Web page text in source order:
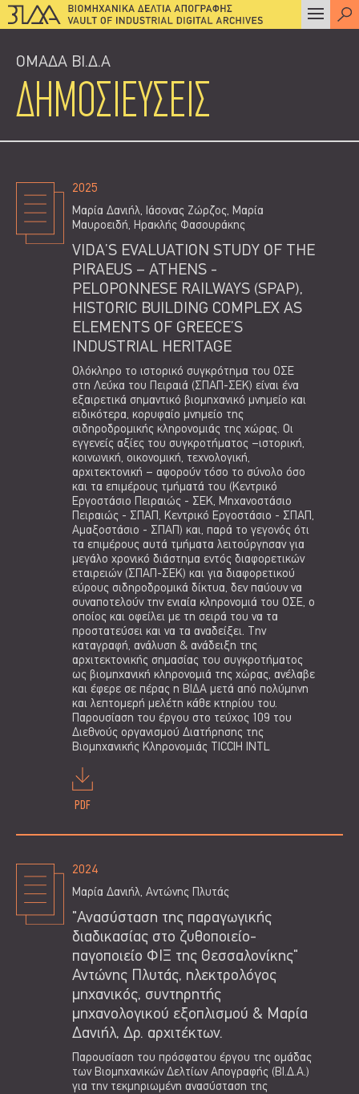
ΟΜΑΔΑ ΒΙ.Δ.Α
ΔΗΜΟΣΙΕΥΣΕΙΣ
2025
Μαρία Δανιήλ, Ιάσονας Ζώρζος, Μαρία
Μαυροειδή, Ηρακλής Φασουράκης
VIDA’S EVALUATION STUDY OF THE
PIRAEUS – ATHENS -
PELOPONNESE RAILWAYS (SPAP),
HISTORIC BUILDING COMPLEX AS
ELEMENTS OF GREECE’S
INDUSTRIAL HERITAGE
Ολόκληρο το ιστορικό συγκρότημα του ΟΣΕ
στη Λεύκα του Πειραιά (ΣΠΑΠ-ΣΕΚ) είναι ένα
εξαιρετικά σημαντικό βιομηχανικό μνημείο και
ειδικότερα, κορυφαίο μνημείο της
σιδηροδρομικής κληρονομιάς της χώρας. Οι
εγγενείς αξίες του συγκροτήματος –ιστορική,
κοινωνική, οικονομική, τεχνολογική,
αρχιτεκτονική – αφορούν τόσο το σύνολο όσο
και τα επιμέρους τμήματά του (Κεντρικό
Εργοστάσιο Πειραιώς - ΣΕΚ, Μηχανοστάσιο
Πειραιώς - ΣΠΑΠ, Κεντρικό Εργοστάσιο - ΣΠΑΠ,
Αμαξοστάσιο - ΣΠΑΠ) και, παρά το γεγονός ότι
τα επιμέρους αυτά τμήματα λειτούργησαν για
μεγάλο χρονικό διάστημα εντός διαφορετικών
εταιρειών (ΣΠΑΠ-ΣΕΚ) και για διαφορετικού
εύρους σιδηροδρομικά δίκτυα, δεν παύουν να
συναποτελούν την ενιαία κληρονομιά του ΟΣΕ, ο
οποίος και οφείλει με τη σειρά του να τα
προστατεύσει και να τα αναδείξει. Την
καταγραφή, ανάλυση & ανάδειξη της
αρχιτεκτονικής σημασίας του συγκροτήματος
ως βιομηχανική κληρονομιά της χώρας, ανέλαβε
και έφερε σε πέρας η ΒΙΔΑ μετά από πολύμηνη
και λεπτομερή μελέτη κάθε κτηρίου του.
Παρουσίαση του έργου στο τεύχος 109 του
Διεθνούς οργανισμού Διατήρησης της
Βιομηχανικής Κληρονομιάς TICCIH INTL
PDF
2024
Μαρία Δανιήλ, Αντώνης Πλυτάς
"Ανασύσταση της παραγωγικής
διαδικασίας στο ζυθοποιείο-
παγοποιείο ΦΙΞ της Θεσσαλονίκης"
Αντώνης Πλυτάς, ηλεκτρολόγος
μηχανικός, συντηρητής
μηχανολογικού εξοπλισμού & Μαρία
Δανιήλ, Δρ. αρχιτέκτων.
Παρουσίαση του πρόσφατου έργου της ομάδας
των Βιομηχανικών Δελτίων Απογραφής (ΒΙ.Δ.Α.)
για την τεκμηριωμένη ανασύσταση της